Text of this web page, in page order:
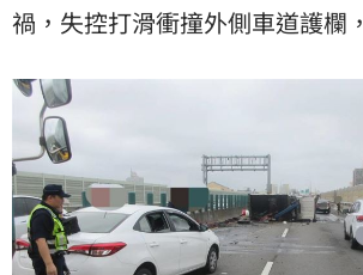
禍，失控打滑衝撞外側車道護欄